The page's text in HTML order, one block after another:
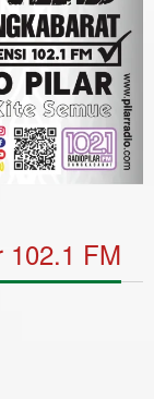
102.1 FM